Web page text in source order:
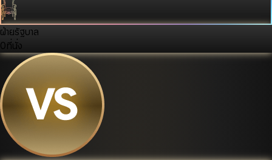
ฝ่ายรัฐบาล
0ที่นั่ง